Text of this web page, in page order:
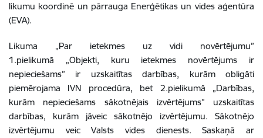
likumu koordinē un pārrauga Enerģētikas un vides aģentūra
(EVA).
Likuma „Par ietekmes uz vidi novērtējumu”
1.pielikumā „Objekti, kuru ietekmes novērtējums ir
nepieciešams” ir uzskaitītas darbības, kurām obligāti
piemērojama IVN procedūra, bet 2.pielikumā „Darbības,
kurām nepieciešams sākotnējais izvērtējums” uzskaitītas
darbības, kurām jāveic sākotnējo izvērtējumu. Sākotnējo
izvērtējumu veic Valsts vides dienests. Saskaņā ar